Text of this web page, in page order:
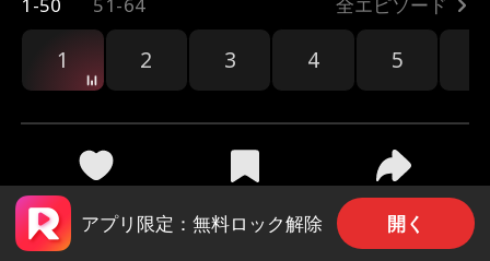
1-50 51-64 全エピソード
1 2 3 4 5
共有
アプリ限定：無料ロック解除 開く